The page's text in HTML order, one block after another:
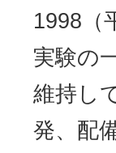
1998（
実験の
維持し
発、配